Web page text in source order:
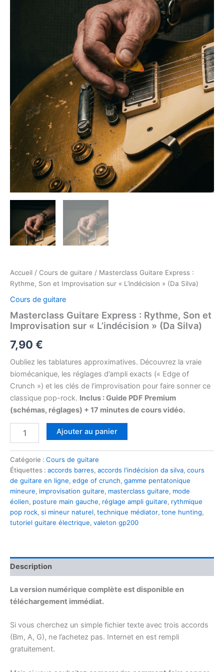
Accueil / Cours de guitare / Masterclass Guitare Express :
Rythme, Son et Improvisation sur « L’indécision » (Da Silva)
Cours de guitare
Masterclass Guitare Express : Rythme, Son et
Improvisation sur « L’indécision » (Da Silva)
7,90 €
Oubliez les tablatures approximatives. Découvrez la vraie
biomécanique, les réglages d’ampli exacts (« Edge of
Crunch ») et les clés de l’improvisation pour faire sonner ce
classique pop-rock. Inclus : Guide PDF Premium
(schémas, réglages) + 17 minutes de cours vidéo.
Guitare
Express
Rythme,
Son
Improvisation
sur
Silva)
Ajouter au panier
Catégorie : Cours de guitare
Étiquettes : accords barres, accords l'indécision da silva, cours
de guitare en ligne, edge of crunch, gamme pentatonique
mineure, improvisation guitare, masterclass guitare, mode
éolien, posture main gauche, réglage ampli guitare, rythmique
pop rock, si mineur naturel, technique médiator, tone hunting,
tutoriel guitare électrique, valeton gp200
Description
La version numérique complète est disponible en
téléchargement immédiat.
Si vous cherchez un simple fichier texte avec trois accords
(Bm, A, G), ne l’achetez pas. Internet en est rempli
gratuitement.